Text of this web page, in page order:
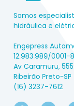
Somos
hidráulica e
Engepress
12.983.989/0001-
Av Caramuru,
Ribeirão Preto-SP
(16) 3237-7612